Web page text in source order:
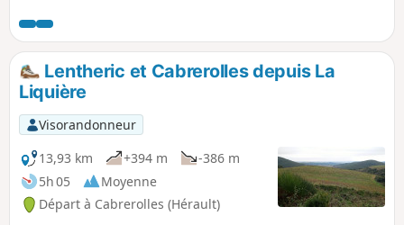
Lentheric et Cabrerolles depuis La
Liquière
Visorandonneur
13,93 km
+394 m
-386 m
5h 05
Moyenne
Départ à Cabrerolles (Hérault)